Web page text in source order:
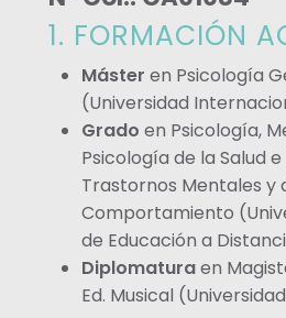
1. FORMACIÓN
Máster en Psicología
(Universidad
Grado en Psicología,
Psicología de la Salud
Trastornos Mentales y
Comportamiento
de Educación a
Diplomaturaen
Ed. Musical